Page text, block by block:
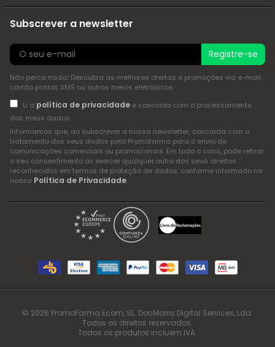
Subscrever a newsletter
Registre-se
Não perca nada! Descubra as melhores ofertas e promoções via e-mail,
cartão postal, SMS ou outros meios eletrónicos
Li a política de privacidadee concordo com o processamento
dos meus dados
Informamos que, ao subscrever a nossa newsletter, concorda com o
tratamento dos seus dados pela Promofarma para o envio de
comunicações comerciais ou promocionais. Em todo o caso, pode retirar
o seu consentimento ou exercer qualquer outro dos seus direitos
reconhecidos em termos de proteção de dados, conforme informado na
nossa Política de Privacidade.
© 2026 PromoFarma Ecom, SL. DocMorris Digital Services, Lda.
Todos os direitos reservados.
Todos os produtos incluem IVA.